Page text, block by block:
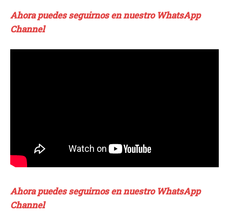
Ahora puedes seguirnos en nuestro WhatsApp
Channel
Ahora puedes seguirnos en nuestro WhatsApp
Channel